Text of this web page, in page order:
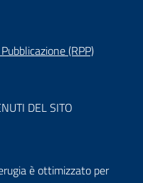
(RPP)
DEL SITO
è ottimizzato per